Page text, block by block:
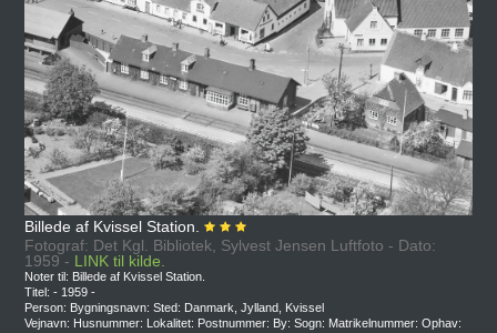
Billede af Kvissel Station.
Fotograf: Det Kgl. Bibliotek, Sylvest Jensen Luftfoto - Dato:
1959 - LINK til kilde.
Noter til: Billede af Kvissel Station.
Titel: - 1959 -
Person: Bygningsnavn: Sted: Danmark, Jylland, Kvissel
Vejnavn: Husnummer: Lokalitet: Postnummer: By: Sogn: Matrikelnummer: Ophav: